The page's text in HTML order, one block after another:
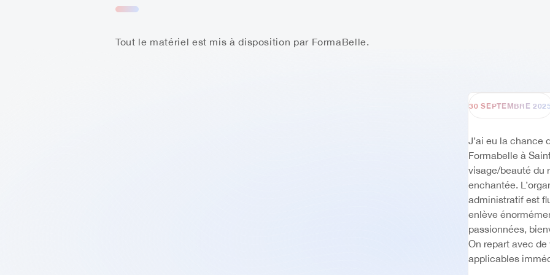
Tout le matériel est mis à disposition par FormaBelle.
30 SEPTEMBRE
J’ai eu la chance
Formabelle à
visage/beauté du
enchantée.
administratif est
enlève énormément de stress.
passionnées,
On repart avec
applicables
30
✨
était génial
incroyable,
de leurs
énorme
toujours à
sourire qui
7
déjà